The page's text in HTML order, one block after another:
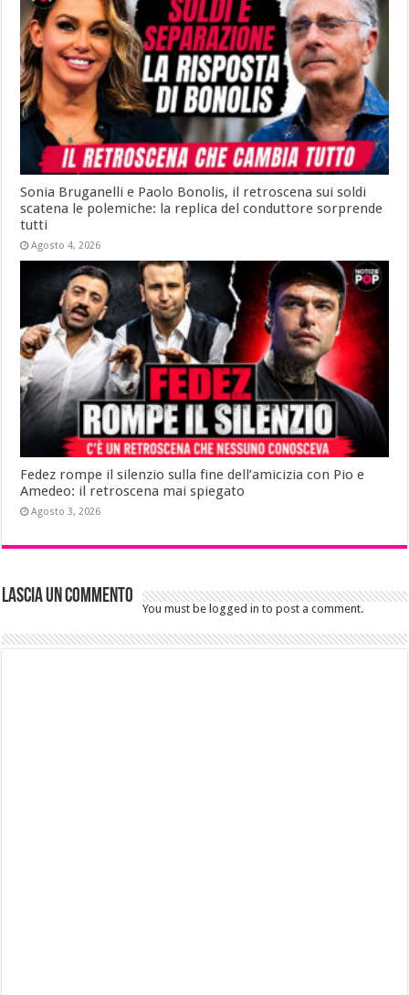
Sonia Bruganelli e Paolo Bonolis, il retroscena sui soldi
scatena le polemiche: la replica del conduttore sorprende
tutti
Agosto 4, 2026
Fedez rompe il silenzio sulla fine dell’amicizia con Pio e
Amedeo: il retroscena mai spiegato
Agosto 3, 2026
Lascia un commento
You must be logged in to post a comment.